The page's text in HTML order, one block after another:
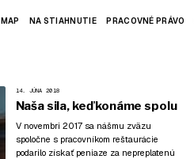
MAP NA STIAHNUTIE PRACOVNÉ PRÁVO
14. JÚNA 2018
Naša sila, keď konáme spolu
V novembri 2017 sa nášmu zväzu
spoločne s pracovníkom reštaurácie
podarilo získať peniaze za nepreplatenú